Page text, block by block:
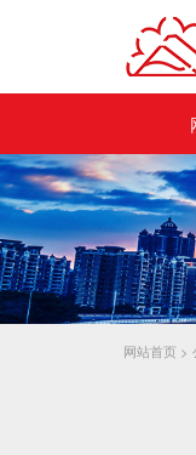
网站首页 >